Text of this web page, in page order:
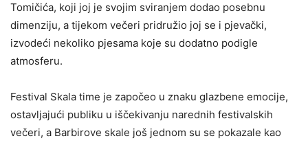
Tomičića, koji joj je svojim sviranjem dodao posebnu
dimenziju, a tijekom večeri pridružio joj se i pjevački,
izvodeći nekoliko pjesama koje su dodatno podigle
atmosferu.
Festival Skala time je započeo u znaku glazbene emocije,
ostavljajući publiku u iščekivanju narednih festivalskih
večeri, a Barbirove skale još jednom su se pokazale kao